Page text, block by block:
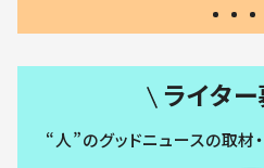
ライター
“人”のグッドニュースの取材